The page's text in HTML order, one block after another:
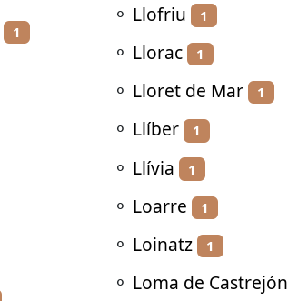
1
⚬ Llofriu 1
⚬ Llorac 1
⚬ Lloret de Mar 1
⚬ Llíber 1
⚬ Llívia 1
⚬ Loarre 1
⚬ Loinatz 1
⚬ Loma de Castrejón